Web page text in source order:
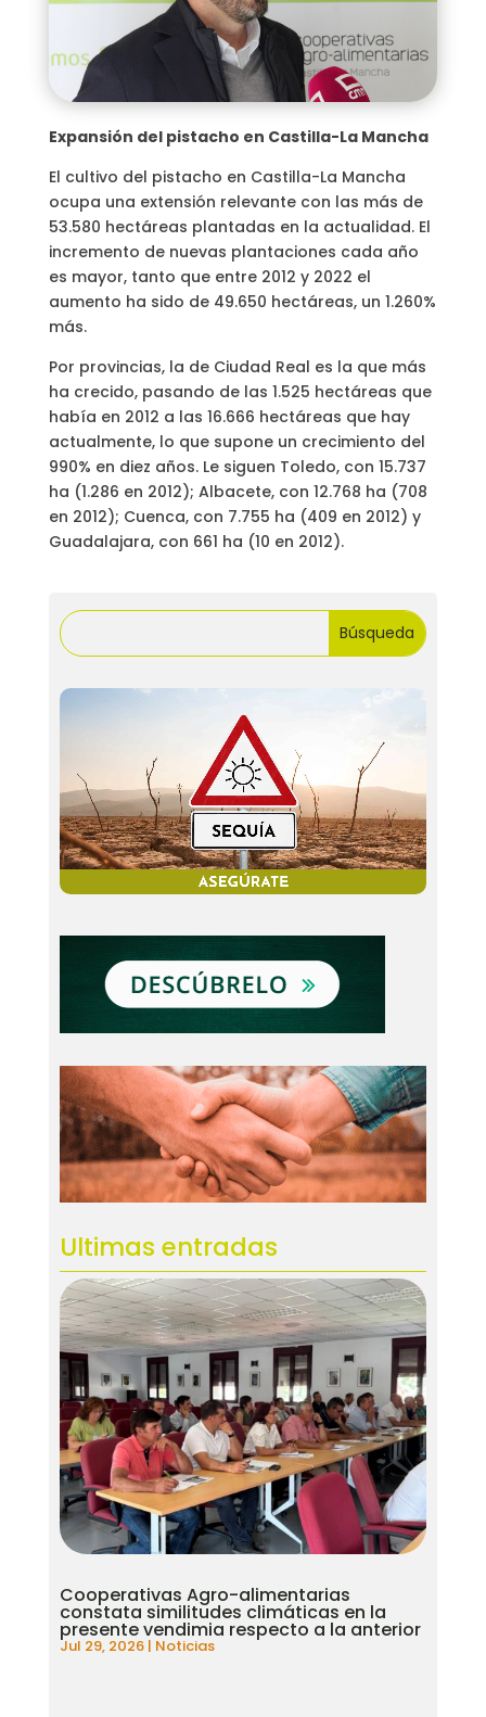
Expansión del pistacho en Castilla-La Mancha
El cultivo del pistacho en Castilla-La Mancha
ocupa una extensión relevante con las más de
53.580 hectáreas plantadas en la actualidad. El
incremento de nuevas plantaciones cada año
es mayor, tanto que entre 2012 y 2022 el
aumento ha sido de 49.650 hectáreas, un 1.260%
más.
Por provincias, la de Ciudad Real es la que más
ha crecido, pasando de las 1.525 hectáreas que
había en 2012 a las 16.666 hectáreas que hay
actualmente, lo que supone un crecimiento del
990% en diez años. Le siguen Toledo, con 15.737
ha (1.286 en 2012); Albacete, con 12.768 ha (708
en 2012); Cuenca, con 7.755 ha (409 en 2012) y
Guadalajara, con 661 ha (10 en 2012).
Ultimas entradas
Cooperativas Agro-alimentarias
constata similitudes climáticas en la
presente vendimia respecto a la anterior
Jul 29, 2026| Noticias